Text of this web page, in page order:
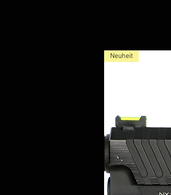
Neuheit